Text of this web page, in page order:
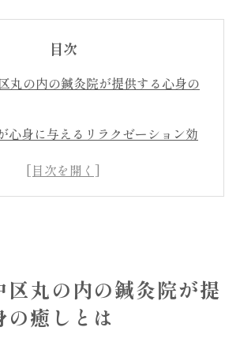
目次
丸の内の鍼灸院が提供する心身の
心身に与えるリラクゼーション効
訪れることで得られる健康促進
を解消する鍼灸院の施術アプロー
区丸の内の鍼灸院が提
癒しとは